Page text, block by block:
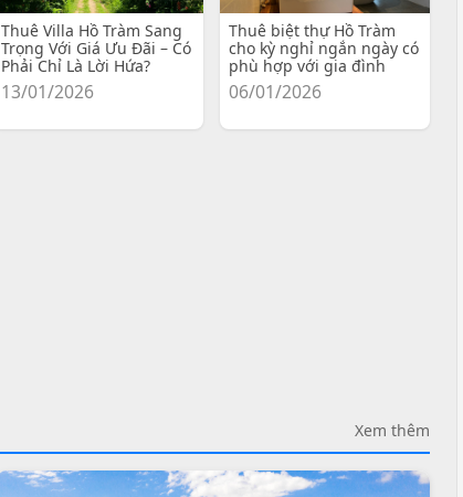
Thuê Villa Hồ Tràm Sang
Trọng Với Giá Ưu Đãi – Có
Phải Chỉ Là Lời Hứa?
13/01/2026
Thuê biệt thự Hồ Tràm
cho kỳ nghỉ ngắn ngày có
phù hợp với gia đình
06/01/2026
Xem thêm